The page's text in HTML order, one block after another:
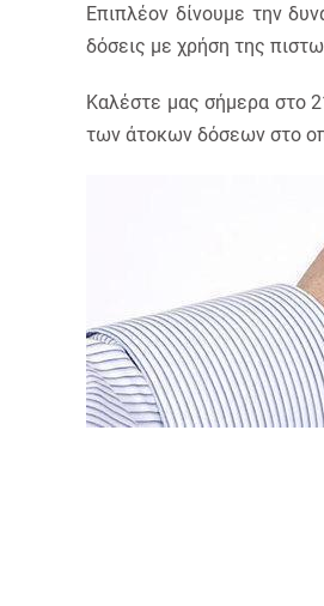
Επιπλέον δίνουμε την
δόσεις με χρήση της
Καλέστε μας σήμερα στο
των άτοκων δόσεων στο